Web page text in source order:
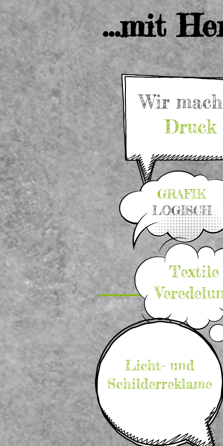
...mit
Wir
Druck
GRAFIK
LOGISCH
Textile
Licht- und
Schilderreklame